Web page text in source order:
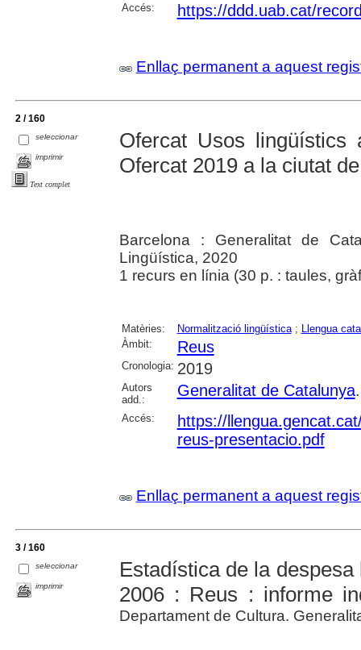
Accés: https://ddd.uab.cat/
Enllaç permanent a aquest
2 / 160
seleccionar
imprimir
Text complet
Ofercat Usos lingüístics
Ofercat 2019 a la ciutat
Barcelona : Generalitat de
Lingüística, 2020
1 recurs en línia (30 p. : taules,
Matèries: Normalització lingüística; Llengua
Àmbit:
Reus
Cronologia: 2019
Autors
add.:
Generalitat de Catalunya
Accés:
https://
reus-presentacio.pdf
Enllaç permanent a aquest
3 / 160
seleccionar
imprimir
Estadística de la
2006 : Reus : informe
Departament de Cultura.